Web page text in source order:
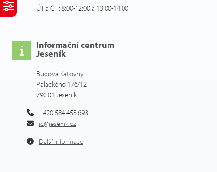
ÚT a ČT: 8:00-12:00 a 13:00-14:00
Informační centrum
Jeseník
Budova Katovny
Palackého 176/12
790 01 Jeseník
+420 584 453 693
ic@jesenik.cz
Další informace